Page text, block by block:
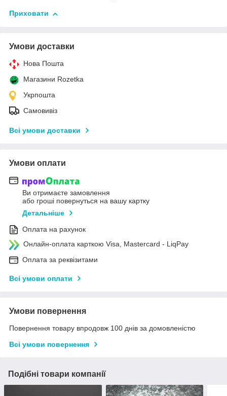
Приховати
Умови доставки
Нова Пошта
Магазини Rozetka
Укрпошта
Самовивіз
Всі умови доставки
Умови оплати
Ви отримаєте замовлення
або гроші повернуться на вашу картку
Детальніше
Оплата на рахунок
Онлайн-оплата карткою Visa, Mastercard - LiqPay
Оплата за реквізитами
Всі умови оплати
Умови повернення
Повернення товару впродовж 100 днів за домовленістю
Всі умови повернення
Подібні товари компанії